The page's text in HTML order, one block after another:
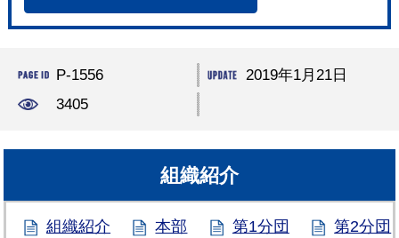
P-1556
2019年1月21日
3405
組織紹介
組織紹介 本部 第1分団 第2分団